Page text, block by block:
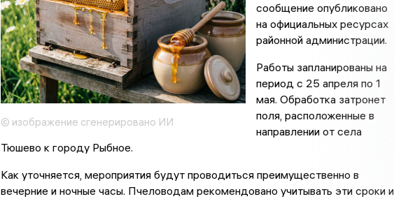
© изображение сгенерировано ИИ
сообщение опубликовано
на официальных ресурсах
районной администрации.
Работы запланированы на
период с 25 апреля по 1
мая. Обработка затронет
поля, расположенные в
направлении от села
Тюшево к городу Рыбное.
Как уточняется, мероприятия будут проводиться преимущественно в
вечерние и ночные часы. Пчеловодам рекомендовано учитывать эти сроки и